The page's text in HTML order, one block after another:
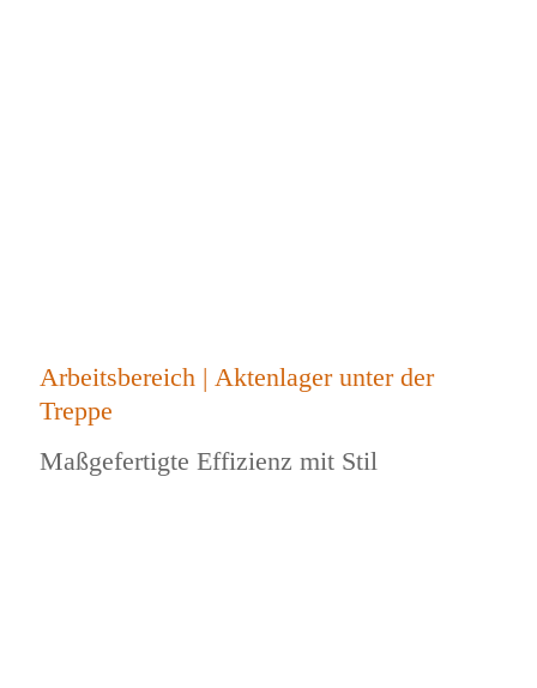
Arbeitsbereich | Aktenlager unter der
Treppe
Maßgefertigte Effizienz mit Stil